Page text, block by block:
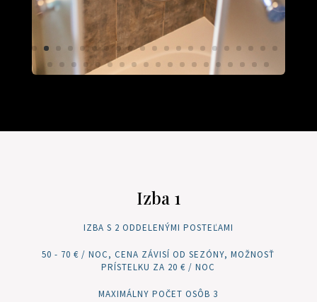
Izba 1
IZBA S 2 ODDELENÝMI POSTEĽAMI
50 - 70 € / NOC, CENA ZÁVISÍ OD SEZÓNY, MOŽNOSŤ
PRÍSTELKU ZA 20 € / NOC
MAXIMÁLNY POČET OSÔB 3